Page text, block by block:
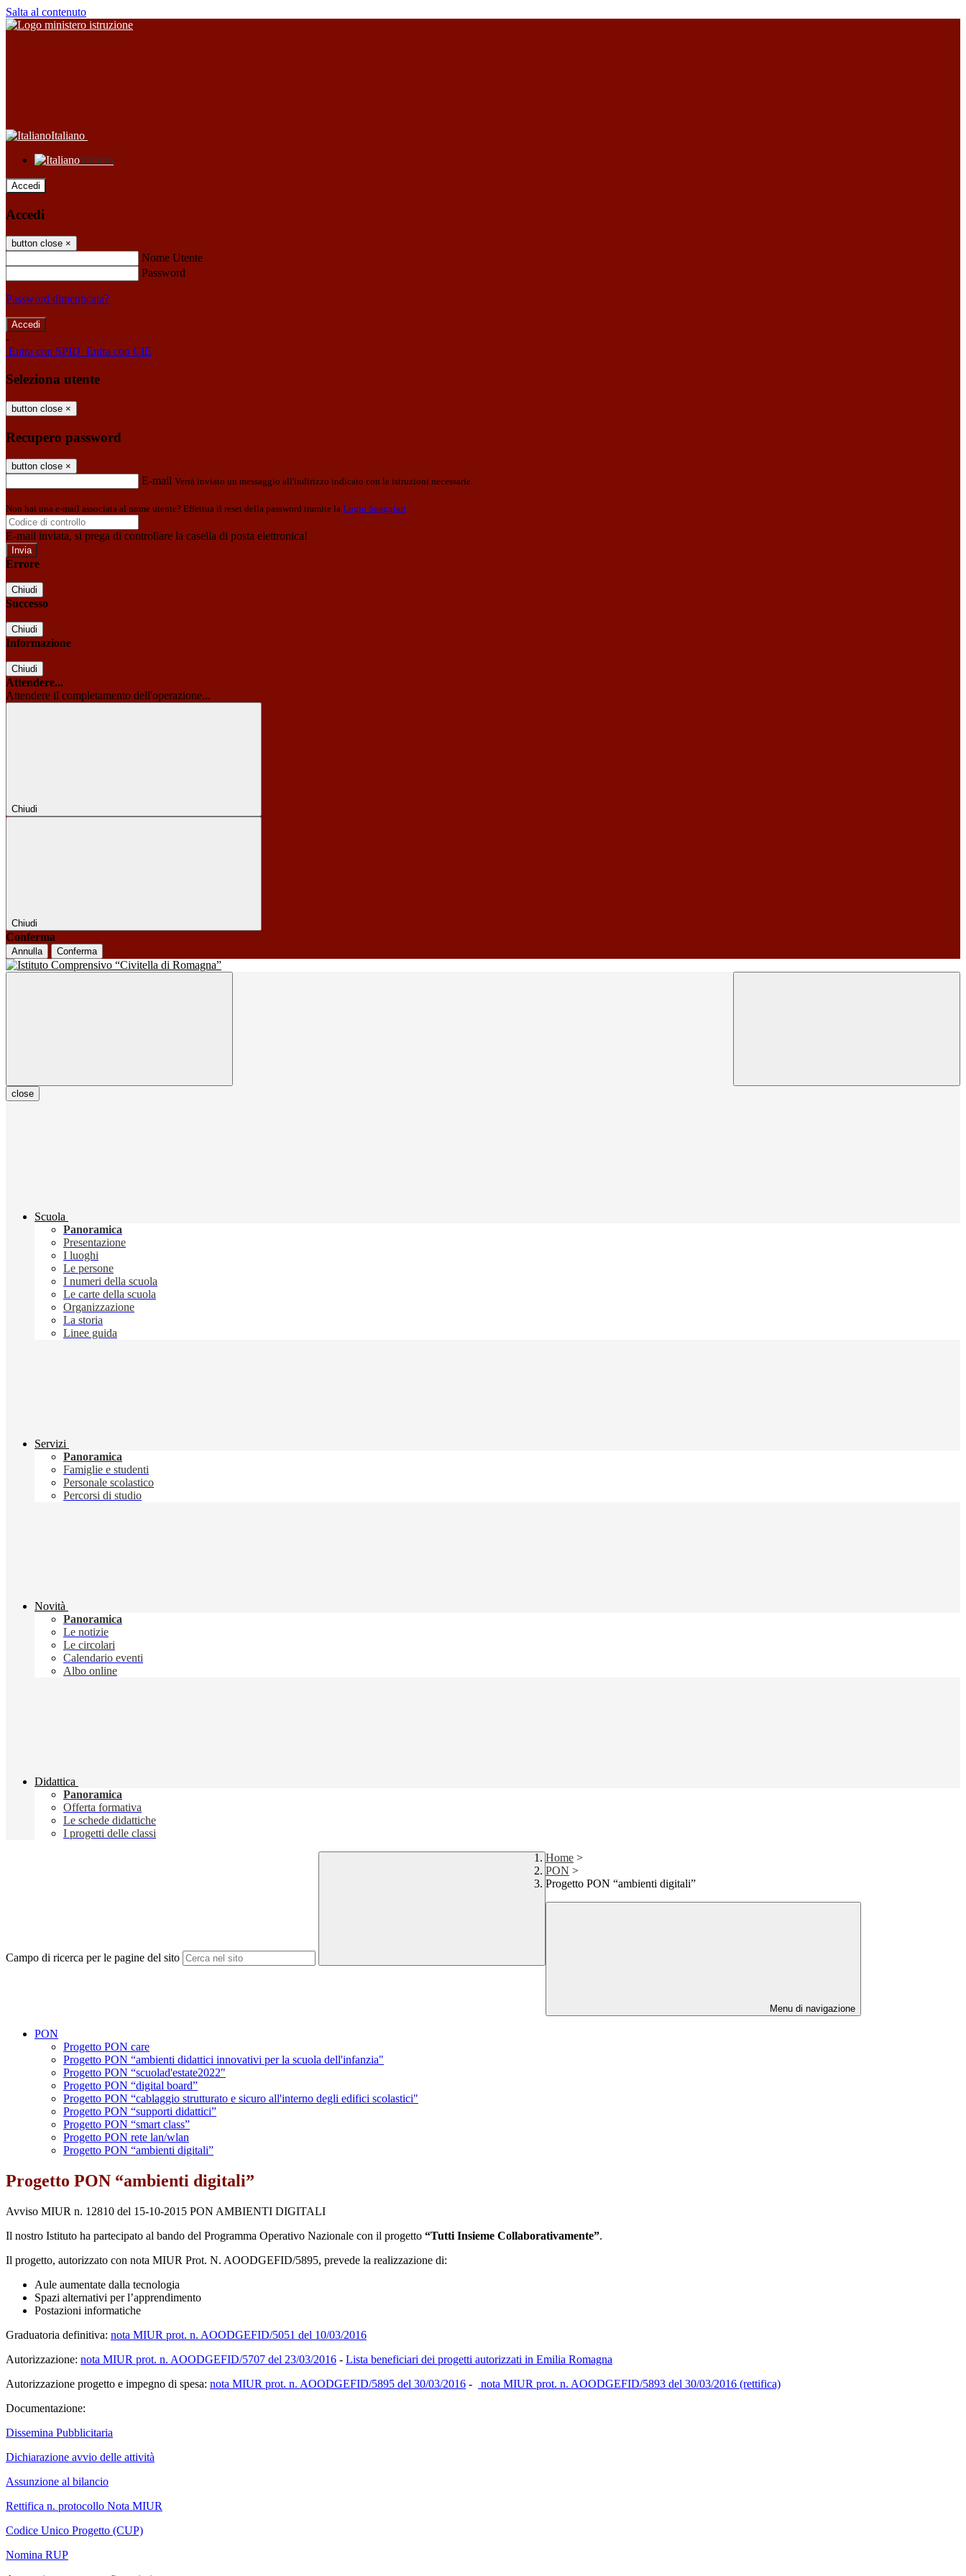
Salta al contenuto
Italiano
Italiano
Accedi
Accedi
button close ×
Nome Utente
Password
Password dimenticata?
-
Entra con SPID Entra con CIE
Seleziona utente
button close ×
Recupero password
button close ×
E-mail Verrà inviato un messaggio all'indirizzo indicato con le istruzioni necessarie.
Non hai una e-mail associata al nome utente? Effettua il reset della password tramite la Login Spaggiari
E-mail inviata, si prega di controllare la casella di posta elettronica!
Errore
Chiudi
Successo
Chiudi
Informazione
Chiudi
Attendere...
Attendere il completamento dell'operazione...
Chiudi
Chiudi
Conferma
Annulla Conferma
close
Scuola
Panoramica
Presentazione
I luoghi
Le persone
I numeri della scuola
Le carte della scuola
Organizzazione
La storia
Linee guida
Servizi
Panoramica
Famiglie e studenti
Personale scolastico
Percorsi di studio
Novità
Panoramica
Le notizie
Le circolari
Calendario eventi
Albo online
Didattica
Panoramica
Offerta formativa
Le schede didattiche
I progetti delle classi
Campo di ricerca per le pagine del sito
Home >
PON >
Progetto PON “ambienti digitali”
Menu di navigazione
PON
Progetto PON care
Progetto PON “ambienti didattici innovativi per la scuola dell'infanzia"
Progetto PON “scuolad'estate2022"
Progetto PON “digital board”
Progetto PON “cablaggio strutturato e sicuro all'interno degli edifici scolastici"
Progetto PON “supporti didattici”
Progetto PON “smart class”
Progetto PON rete lan/wlan
Progetto PON “ambienti digitali”
Progetto PON “ambienti digitali”
Avviso MIUR n. 12810 del 15-10-2015 PON AMBIENTI DIGITALI
Il nostro Istituto ha partecipato al bando del Programma Operativo Nazionale con il progetto “Tutti Insieme Collaborativamente”.
Il progetto, autorizzato con nota MIUR Prot. N. AOODGEFID/5895, prevede la realizzazione di:
Aule aumentate dalla tecnologia
Spazi alternativi per l’apprendimento
Postazioni informatiche
Graduatoria definitiva: nota MIUR prot. n. AOODGEFID/5051 del 10/03/2016
Autorizzazione: nota MIUR prot. n. AOODGEFID/5707 del 23/03/2016 - Lista beneficiari dei progetti autorizzati in Emilia Romagna
Autorizzazione progetto e impegno di spesa: nota MIUR prot. n. AOODGEFID/5895 del 30/03/2016 -
nota MIUR prot. n. AOODGEFID/5893 del 30/03/2016 (rettifica)
Documentazione:
Dissemina Pubblicitaria
Dichiarazione avvio delle attività
Assunzione al bilancio
Rettifica n. protocollo Nota MIUR
Codice Unico Progetto (CUP)
Nomina RUP